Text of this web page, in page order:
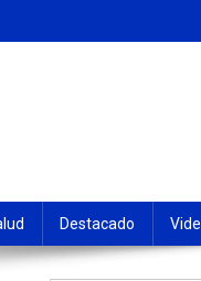
Destacado